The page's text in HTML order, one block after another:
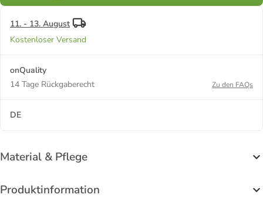
11. - 13. August
Kostenloser Versand
onQuality
14 Tage Rückgaberecht
Zu den FAQs
DE
Material & Pflege
Produktinformation